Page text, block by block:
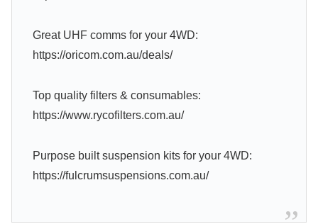
Great UHF comms for your 4WD:
https://oricom.com.au/deals/
Top quality filters & consumables:
https://www.rycofilters.com.au/
Purpose built suspension kits for your 4WD:
https://fulcrumsuspensions.com.au/